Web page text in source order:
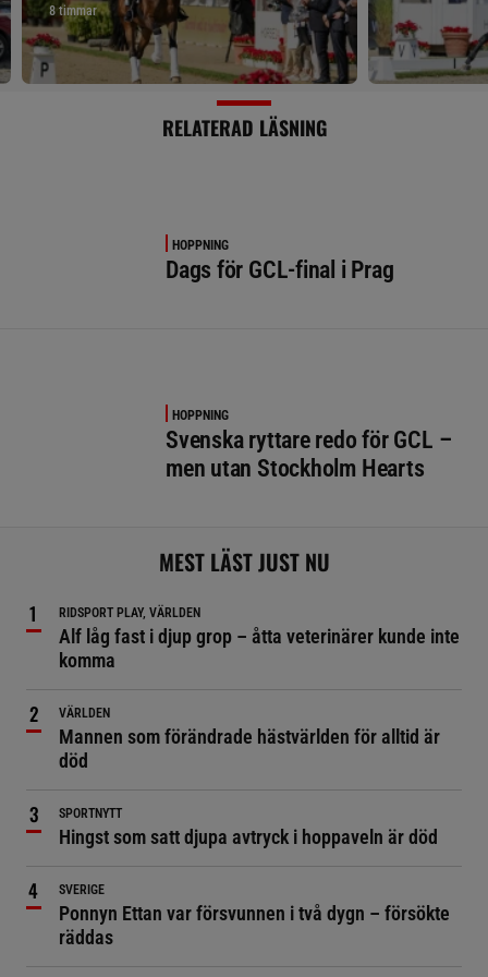
8 timmar
RELATERAD LÄSNING
HOPPNING
Dags för GCL-final i Prag
HOPPNING
Svenska ryttare redo för GCL –
men utan Stockholm Hearts
MEST LÄST JUST NU
RIDSPORT PLAY, VÄRLDEN
Alf låg fast i djup grop – åtta veterinärer kunde inte
komma
VÄRLDEN
Mannen som förändrade hästvärlden för alltid är
död
SPORTNYTT
Hingst som satt djupa avtryck i hoppaveln är död
SVERIGE
Ponnyn Ettan var försvunnen i två dygn – försökte
räddas